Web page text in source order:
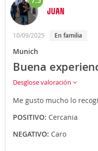
JUAN
10/09/2025 En familia
Munich
Buena
Desglose valoración
Me gusto mucho lo
POSITIVO: Cercania
NEGATIVO: Caro